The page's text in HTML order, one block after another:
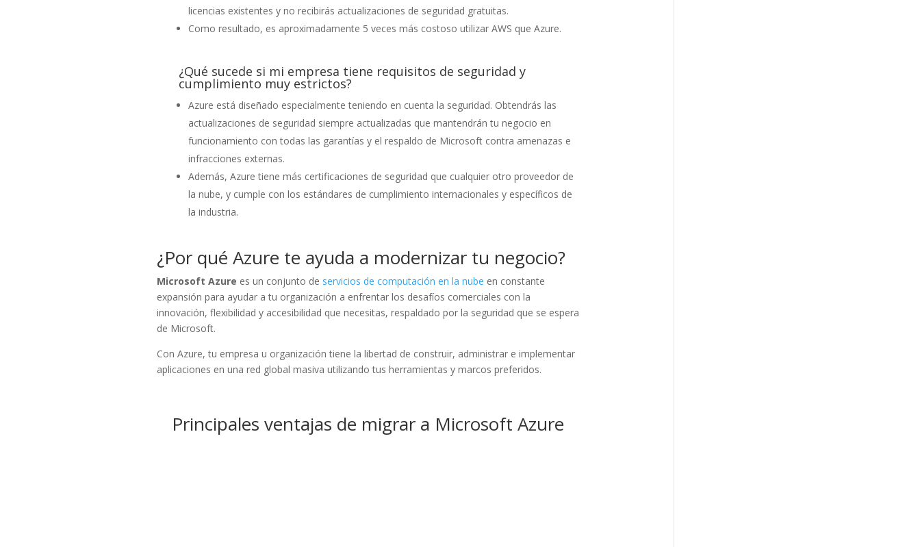
licencias existentes y no recibirás actualizaciones de seguridad gratuitas.
Como resultado, es aproximadamente 5 veces más costoso utilizar AWS que Azure.
¿Qué sucede si mi empresa tiene requisitos de seguridad y
cumplimiento muy estrictos?
Azure está diseñado especialmente teniendo en cuenta la seguridad. Obtendrás las
actualizaciones de seguridad siempre actualizadas que mantendrán tu negocio en
funcionamiento con todas las garantías y el respaldo de Microsoft contra amenazas e
infracciones externas.
Además, Azure tiene más certificaciones de seguridad que cualquier otro proveedor de
la nube, y cumple con los estándares de cumplimiento internacionales y específicos de
la industria.
¿Por qué Azure te ayuda a modernizar tu negocio?
Microsoft Azure es un conjunto de servicios de computación en la nube en constante
expansión para ayudar a tu organización a enfrentar los desafíos comerciales con la
innovación, flexibilidad y accesibilidad que necesitas, respaldado por la seguridad que se espera
de Microsoft.
Con Azure, tu empresa u organización tiene la libertad de construir, administrar e implementar
aplicaciones en una red global masiva utilizando tus herramientas y marcos preferidos.
Principales ventajas de migrar a Microsoft Azure